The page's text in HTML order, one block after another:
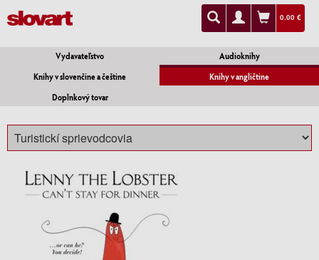
0.00 €
Vydavateľstvo
Audioknihy
Knihy v slovenčine a češtine
Knihy v angličtine
Doplnkový tovar